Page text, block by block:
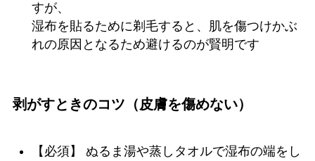
すが、
湿布を貼るために剃毛すると、肌を傷つけかぶ
れの原因となるため避けるのが賢明です
剥がすときのコツ（皮膚を傷めない）
【必須】 ぬるま湯や蒸しタオルで湿布の端をし